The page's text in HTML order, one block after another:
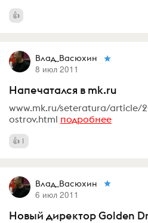
Влад_Васюхин
8 июл 2011
Напечатался в mk.ru
www.mk.ru/seteratura/article/
ostrov.html подробнее
1
Влад_Васюхин
6 июл 2011
Новый директор Golden